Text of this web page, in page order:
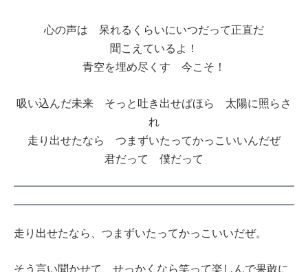
心の声は 呆れるくらいにいつだって正直だ
聞こえているよ！
青空を埋め尽くす 今こそ！
吸い込んだ未来 そっと吐き出せばほら 太陽に照らさ
れ
走り出せたなら つまずいたってかっこいいんだぜ
君だって 僕だって
走り出せたなら、つまずいたってかっこいいだぜ。
そう言い聞かせて、せっかくなら笑って楽しんで果敢に